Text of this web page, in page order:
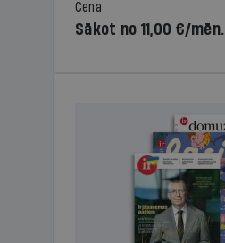
Cena
Sākot no 11,00 €/mēn.